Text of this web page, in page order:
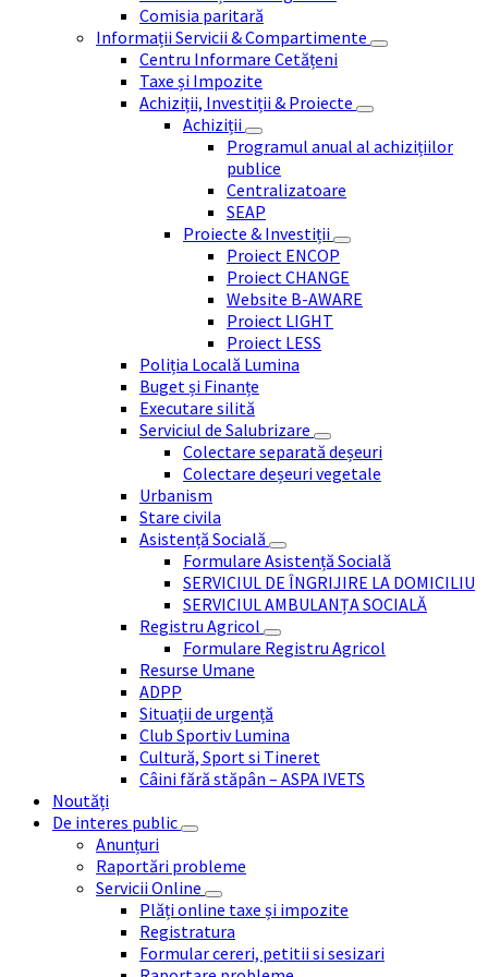
Comisia paritară
Informații Servicii & Compartimente
Centru Informare Cetățeni
Taxe și Impozite
Achiziții, Investiții & Proiecte
Achiziții
Programul anual al achizițiilor
publice
Centralizatoare
SEAP
Proiecte & Investiții
Proiect ENCOP
Proiect CHANGE
Website B-AWARE
Proiect LIGHT
Proiect LESS
Poliția Locală Lumina
Buget și Finanțe
Executare silită
Serviciul de Salubrizare
Colectare separată deșeuri
Colectare deșeuri vegetale
Urbanism
Stare civila
Asistență Socială
Formulare Asistență Socială
SERVICIUL DE ÎNGRIJIRE LA DOMICILIU
SERVICIUL AMBULANȚA SOCIALĂ
Registru Agricol
Formulare Registru Agricol
Resurse Umane
ADPP
Situații de urgență
Club Sportiv Lumina
Cultură, Sport si Tineret
Câini fără stăpân – ASPA IVETS
Noutăți
De interes public
Anunțuri
Raportări probleme
Servicii Online
Plăți online taxe și impozite
Registratura
Formular cereri, petitii si sesizari